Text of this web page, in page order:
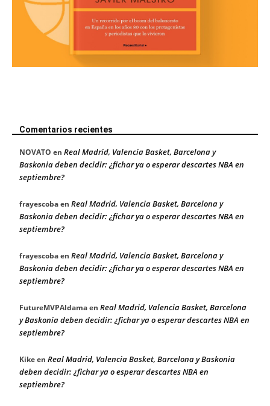
Comentarios recientes
NOVATO en Real Madrid, Valencia Basket, Barcelona y
Baskonia deben decidir: ¿fichar ya o esperar descartes NBA en
septiembre?
frayescobaen Real Madrid, Valencia Basket, Barcelona y
Baskonia deben decidir: ¿fichar ya o esperar descartes NBA en
septiembre?
frayescobaen Real Madrid, Valencia Basket, Barcelona y
Baskonia deben decidir: ¿fichar ya o esperar descartes NBA en
septiembre?
FutureMVPAldamaen Real Madrid, Valencia Basket, Barcelona
y Baskonia deben decidir: ¿fichar ya o esperar descartes NBA en
septiembre?
Kikeen Real Madrid, Valencia Basket, Barcelona y Baskonia
deben decidir: ¿fichar ya o esperar descartes NBA en
septiembre?